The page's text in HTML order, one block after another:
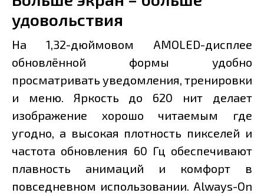
удовольствия
На 1,32-дюймовом AMOLED-дисплее
обновлённой формы удобно
просматривать уведомления, тренировки
и меню. Яркость до 620 нит делает
изображение хорошо читаемым где
угодно, а высокая плотность пикселей и
частота обновления 60 Гц обеспечивают
плавность анимаций и комфорт в
повседневном использовании. Always-On